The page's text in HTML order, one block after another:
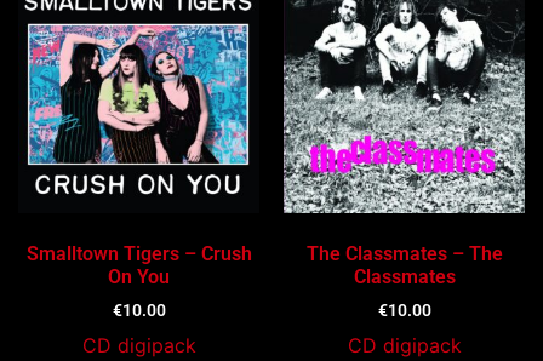
Smalltown Tigers – Crush
On You
€10.00
CD digipack
The Classmates – The
Classmates
€10.00
CD digipack